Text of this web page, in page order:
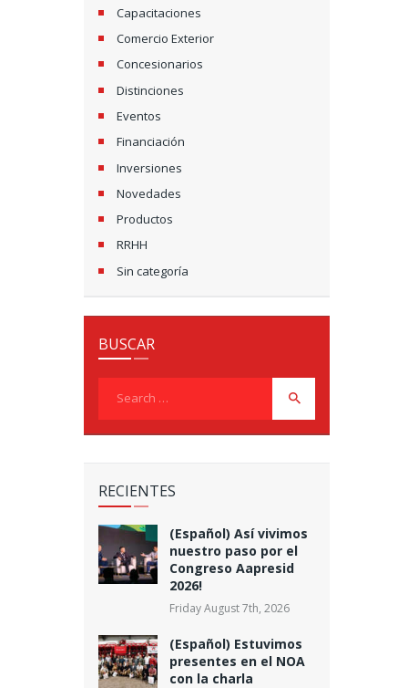
Capacitaciones
Comercio Exterior
Concesionarios
Distinciones
Eventos
Financiación
Inversiones
Novedades
Productos
RRHH
Sin categoría
BUSCAR
RECIENTES
(Español) Así vivimos
nuestro paso por el
Congreso Aapresid
2026!
Friday August 7th, 2026
(Español) Estuvimos
presentes en el NOA
con la charla